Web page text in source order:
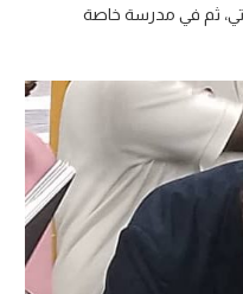
ثم في مدرسة خاصة